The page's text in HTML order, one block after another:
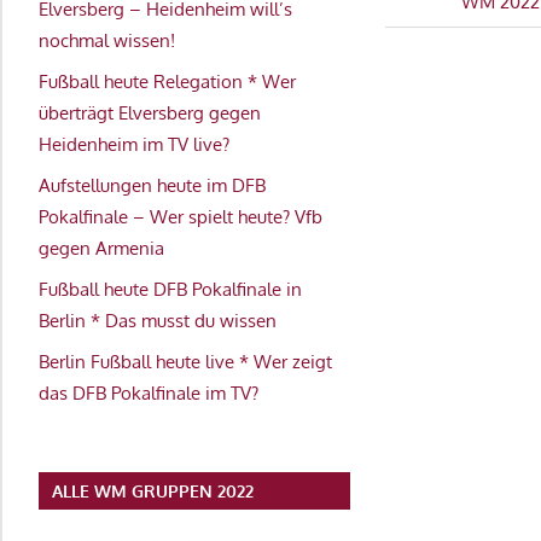
WM
Beitrag:
Elversberg – Heidenheim will’s
nochmal wissen!
Fußball heute Relegation * Wer
überträgt Elversberg gegen
Heidenheim im TV live?
Aufstellungen heute im DFB
Pokalfinale – Wer spielt heute? Vfb
gegen Armenia
Fußball heute DFB Pokalfinale in
Berlin * Das musst du wissen
Berlin Fußball heute live * Wer zeigt
das DFB Pokalfinale im TV?
ALLE WM GRUPPEN 2022